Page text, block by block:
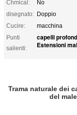
Chmical:
No
disegnato: Doppio
Cucire:
macchina
Punti
salienti:
capelli
Estensioni
Trama naturale dei
del